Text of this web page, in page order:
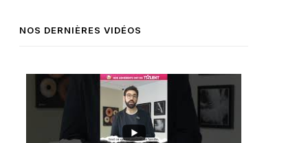
NOS DERNIÈRES VIDÉOS